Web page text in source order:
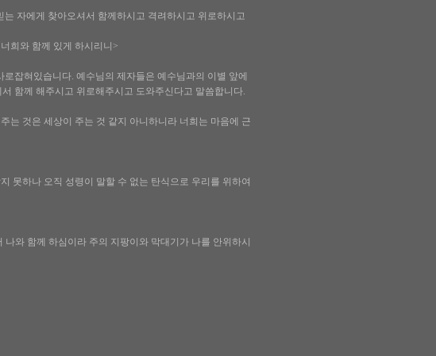
자에게 찾아오셔서 함께하시고 격려하시고 위로하시고
희와 함께 있게 하시리니>
잡혀있습니다. 예수님의 제자들은 예수님과의 이별 앞에
함께 해주시고 위로해주시고 도와주신다고 말씀합니다.
는 것은 세상이 주는 것 같지 아니하니라 너희는 마음에 근
못하나 오직 성령이 말할 수 없는 탄식으로 우리를 위하여
와 함께 하심이라 주의 지팡이와 막대기가 나를 안위하시